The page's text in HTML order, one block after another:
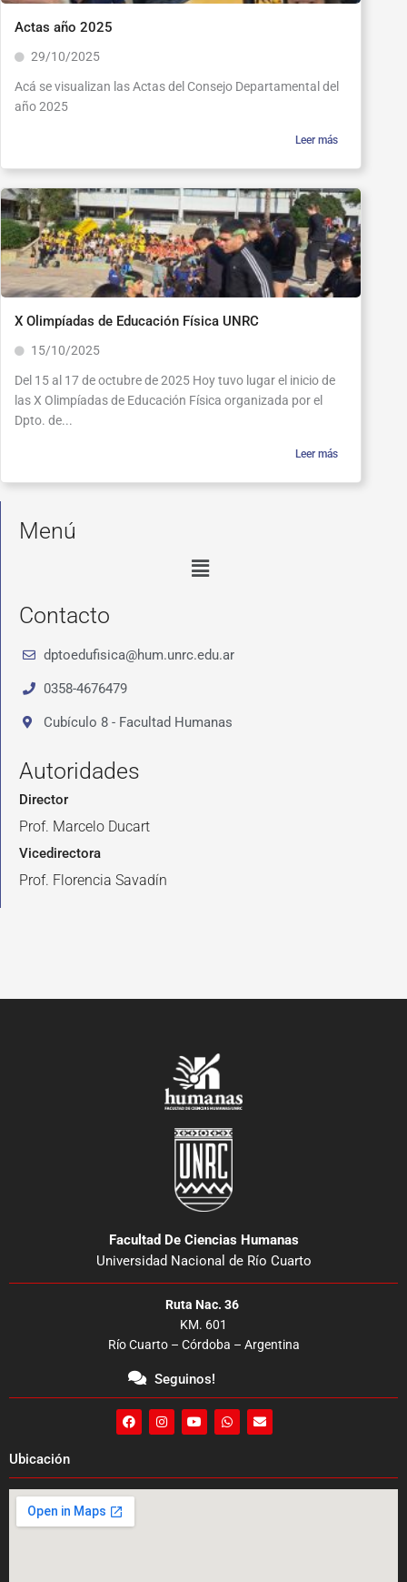
Actas año 2025
29/10/2025
Acá se visualizan las Actas del Consejo Departamental del
año 2025
Leer más
X Olimpíadas de Educación Física UNRC
15/10/2025
Del 15 al 17 de octubre de 2025 Hoy tuvo lugar el inicio de
las X Olimpíadas de Educación Física organizada por el
Dpto. de...
Leer más
Menú
Menú
Contacto
dptoedufisica@hum.unrc.edu.ar
0358-4676479
Cubículo 8 - Facultad Humanas
Autoridades
Director
Prof. Marcelo Ducart
Vicedirectora
Prof. Florencia Savadín
Ubicación
Facultad De Ciencias Humanas
Universidad Nacional de Río Cuarto
Ruta Nac. 36
KM. 601
Río Cuarto – Córdoba – Argentina
Seguinos!
F
a
o
o
I
n
g
r
Y
o
b
e
W
h
a
p
E
n
o
p